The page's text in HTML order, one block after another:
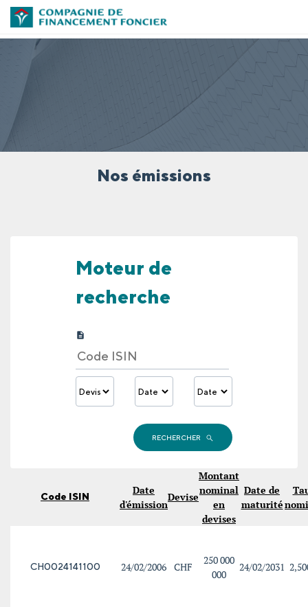
Nos émissions
Moteur de
recherche
RECHERCHER
Code ISIN
Date
d'émission
Devise
Montant
nominal
en
devises
Date de
maturité
CH0024141100 24/02/2006 CHF
250 000
000
24/02/2031